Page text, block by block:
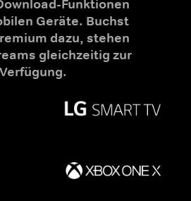
Funktionen
Geräte. Buchst
dazu, stehen
gleichzeitig zur
Verfügung.